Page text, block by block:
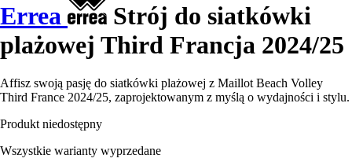
Errea
Strój do siatkówki
plażowej Third Francja 2024/25
Affisz swoją pasję do siatkówki plażowej z Maillot Beach Volley
Third France 2024/25, zaprojektowanym z myślą o wydajności i stylu.
Produkt niedostępny
Wszystkie warianty wyprzedane